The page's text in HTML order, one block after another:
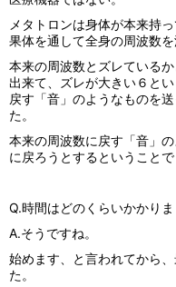
メタトロンは身体が本来持
果体を通して全身の周波数
本来の周波数とズレている
出来て、ズレが大きい６と
戻す「音」のようなものを
た。
本来の周波数に戻す「音」
に戻ろうとするということで
Q.時間はどのくらいかかりま
A.そうですね。
始めます、と言われてから
た。